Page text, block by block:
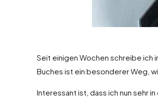
Seit einigen Wochen schreibe ich
Buches ist ein besonderer Weg,
Interessant ist, dass ich nun sehr